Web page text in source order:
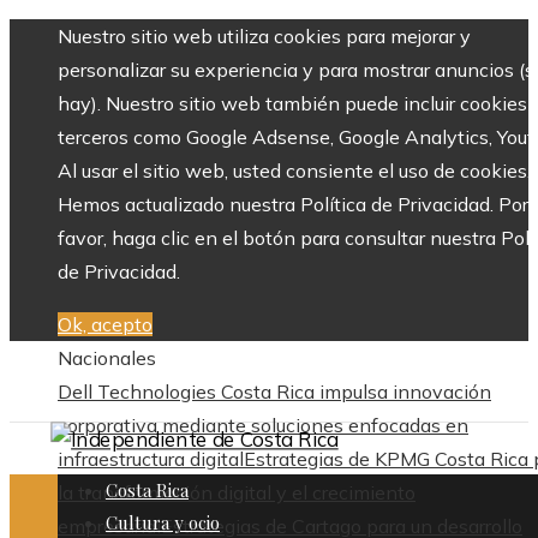
Nuestro sitio web utiliza cookies para mejorar y
personalizar su experiencia y para mostrar anuncios
hay). Nuestro sitio web también puede incluir cookies
terceros como Google Adsense, Google Analytics,
Al usar el sitio web, usted consiente el uso de cookies.
Hemos actualizado nuestra Política de Privacidad. Por
favor, haga clic en el botón para consultar nuestra
de Privacidad.
Ok, acepto
Nacionales
Dell Technologies Costa Rica impulsa innovación
corporativa mediante soluciones enfocadas en
infraestructura digitalEstrategias de KPMG Costa Rica
la transformación digital y el crecimiento
empresarialEstrategias de Cartago para un desarrollo
Costa Rica
Cultura y ocio